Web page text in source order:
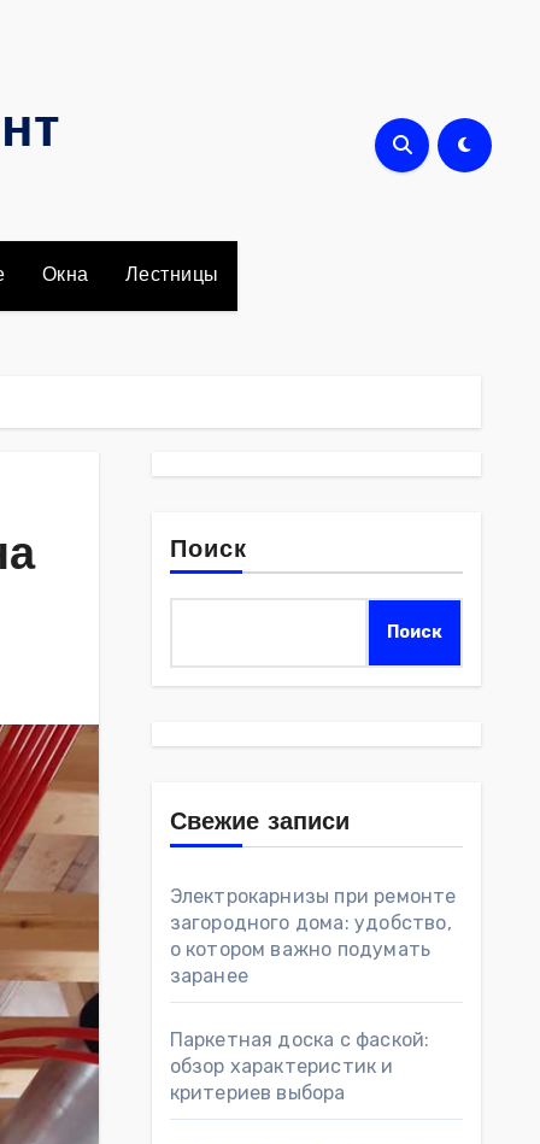
Окна Лестницы
Поиск
Поиск
Свежие записи
Электрокарнизы при ремонте
загородного дома: удобство,
о котором важно подумать
заранее
Паркетная доска с фаской:
обзор характеристик и
критериев выбора